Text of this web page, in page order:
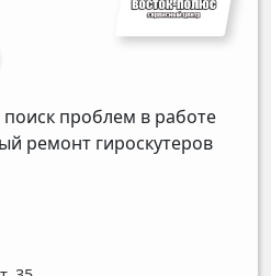
проблем в работе
ремонт гироскутеров